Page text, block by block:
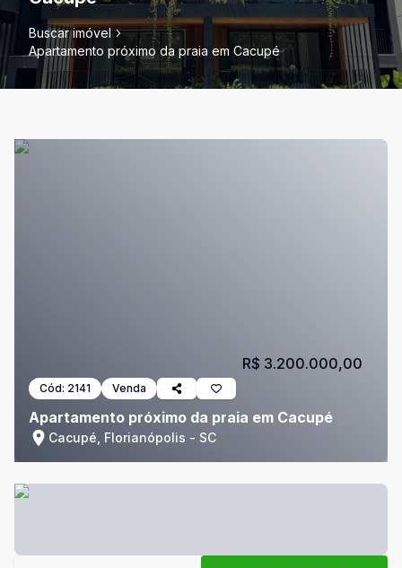
Buscar imóvel
Apartamento próximo da praia em Cacupé
Cód: 2141 Venda
Apartamento próximo da praia em Cacupé
Cacupé, Florianópolis - SC
R$ 3.200.000,00